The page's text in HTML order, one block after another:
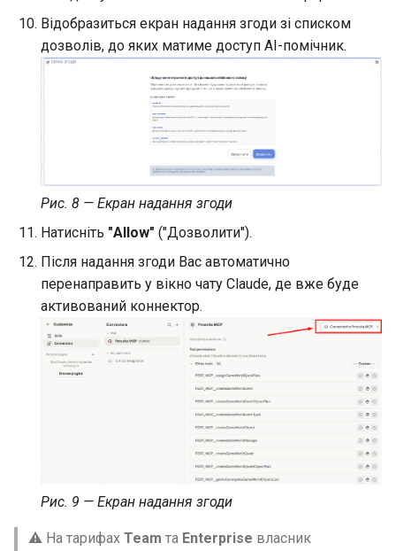
Відобразиться екран надання згоди зі списком
дозволів, до яких матиме доступ АI-помічник.
Рис. 8 — Екран надання згоди
Натисніть "Allow" ("Дозволити").
Після надання згоди Вас автоматично
перенаправить у вікно чату Claude, де вже буде
активований коннектор.
Рис. 9 — Екран надання згоди
⚠️ На тарифах Team та Enterprise власник